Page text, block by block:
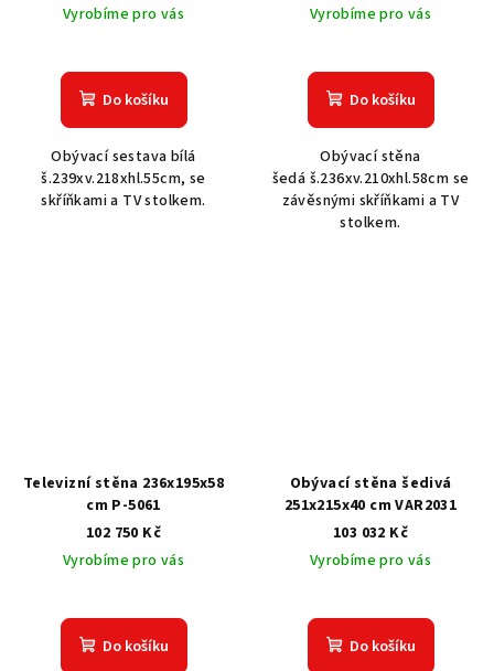
Vyrobíme pro vás
Do košíku
Obývací sestava bílá
š.239xv.218xhl.55cm, se
skříňkami a TV stolkem.
Vyrobíme pro vás
Do košíku
Obývací stěna
šedá š.236xv.210xhl.58cm se
závěsnými skříňkami a TV
stolkem.
Televizní stěna 236x195x58
cm P-5061
102 750 Kč
Vyrobíme pro vás
Do košíku
Obývací stěna šedivá
251x215x40 cm VAR2031
103 032 Kč
Vyrobíme pro vás
Do košíku